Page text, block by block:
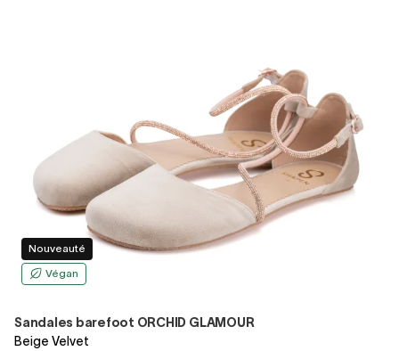
Nouveauté
Végan
Sandales barefoot ORCHID GLAMOUR
Beige Velvet